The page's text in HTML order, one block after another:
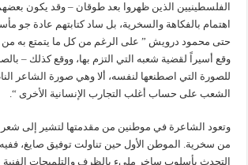
الفلسطينيين الذين ظهروا بعد طوقان – وقد يكون
اهتمام بالفكاهة والسخرية، بل ساد كتابتهم عادة جو
حتى محمود درويش ” على الرغم من كل ما يتمتع به من
وقع أسيراً لقضية شعبه التي التزم بها، ووقع كذلك –
للصورة التي اصطنعها لنفسه، ألا وهي صورة الشاعر
الشعب على حساب أغلب التجارب الإنسانية الأخرى “.
وتعود الشاعرة في موطنين من مقدمتها لتشير إلى
من سخرية. الموطن الأول حين تناولت توفيق صايغ،
التحدث بأسلوب ساخر مليء بالظرف والتلميحات